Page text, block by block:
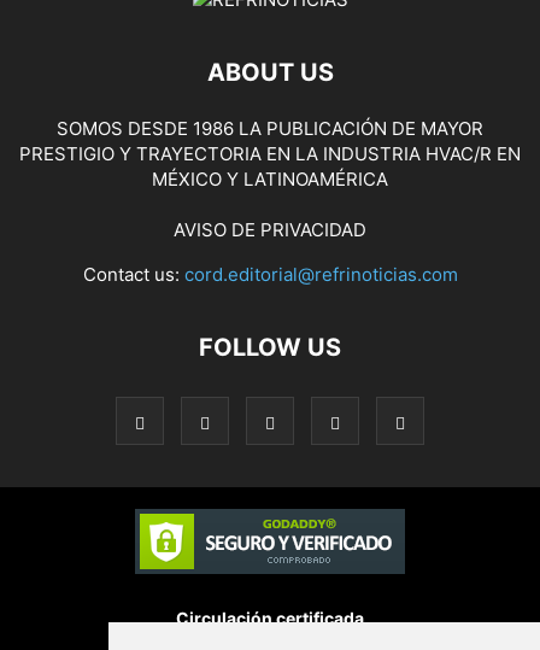
ABOUT US
SOMOS DESDE 1986 LA PUBLICACIÓN DE MAYOR
PRESTIGIO Y TRAYECTORIA EN LA INDUSTRIA HVAC/R EN
MÉXICO Y LATINOAMÉRICA
AVISO DE PRIVACIDAD
Contact us: cord.editorial@refrinoticias.com
FOLLOW US
Circulación certificada